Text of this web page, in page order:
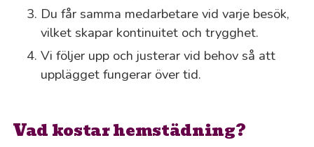
Du får samma medarbetare vid varje besök,
vilket skapar kontinuitet och trygghet.
Vi följer upp och justerar vid behov så att
upplägget fungerar över tid.
Vad kostar hemstädning?